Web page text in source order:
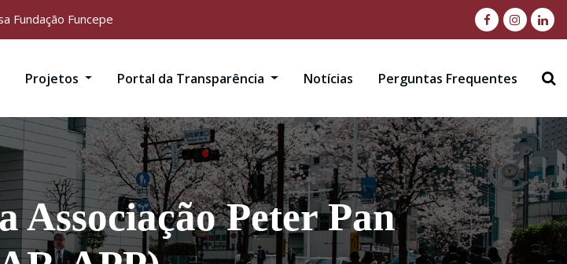
Fundação Funcepe
Projetos Portal da Transparência Notícias Perguntas Frequentes
Associação Peter Pan